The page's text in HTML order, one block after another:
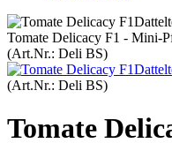
Tomate Delicacy F1 - Mini-
(Art.Nr.: Deli BS)
(Art.Nr.: Deli BS)
Tomate